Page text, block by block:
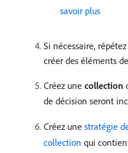
savoir plus
Si nécessaire,
créer des éléments
Créez une collection
de décision seront
Créez une stratégie
collection qui